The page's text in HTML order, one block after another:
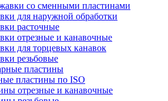
со сменными пластинами
для наружной обработки
расточные
отрезные и канавочные
для торцевых канавок
резьбовые
пластины
пластины по ISO
отрезные и канавочные